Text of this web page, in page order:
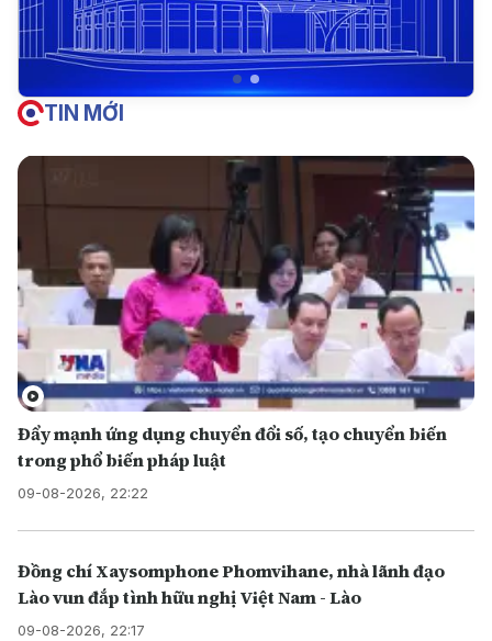
TIN MỚI
Đẩy mạnh ứng dụng chuyển đổi số, tạo chuyển biến
trong phổ biến pháp luật
09-08-2026, 22:22
Đồng chí Xaysomphone Phomvihane, nhà lãnh đạo
Lào vun đắp tình hữu nghị Việt Nam - Lào
09-08-2026, 22:17